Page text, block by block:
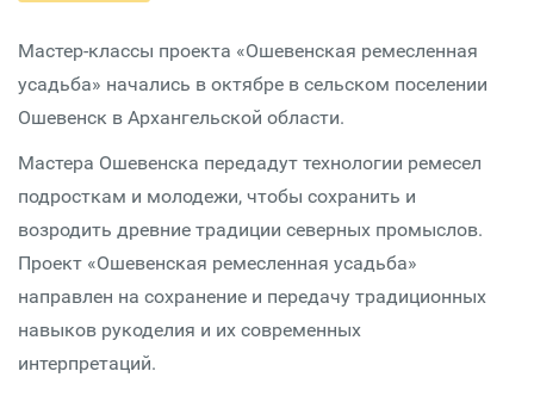
Мастер-классы проекта «Ошевенская ремесленная
усадьба» начались в октябре в сельском поселении
Ошевенск в Архангельской области.
Мастера Ошевенска передадут технологии ремесел
подросткам и молодежи, чтобы сохранить и
возродить древние традиции северных промыслов.
Проект «Ошевенская ремесленная усадьба»
направлен на сохранение и передачу традиционных
навыков рукоделия и их современных
интерпретаций.